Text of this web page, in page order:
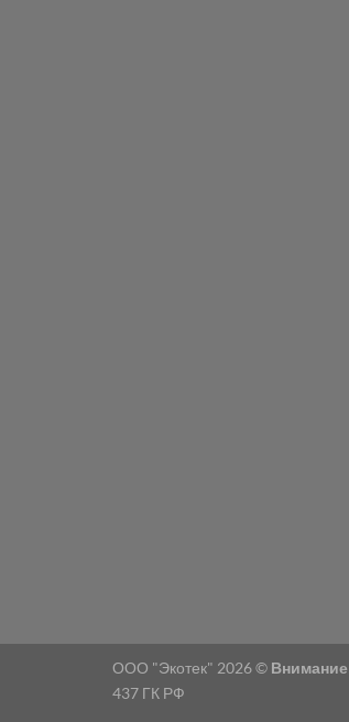
ООО "Экотек" 2026 © Внимание
437 ГК РФ